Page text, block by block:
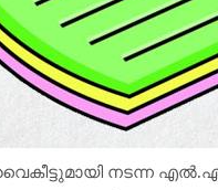
നടന്ന